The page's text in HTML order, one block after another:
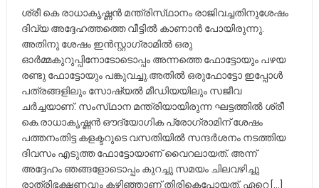
ശ്രീ കെ രാധാകൃഷ്ണൻ മന്ത്രിസ്‌ഥാനം രാജിവച്ചതിനുശേഷം
ദിവ്യ അദ്ദേഹത്തത്തെ വീട്ടിൽ കാണാൻ പോയിരുന്നു.
അതിനു ശേഷം ഇൻസ്റ്റാഗ്രാമിൽ ഒരു
ഓർമ്മകുറുപ്പിനോടോടൊപ്പം അന്നത്തെ ഫോട്ടോയും പഴയ
രണ്ടു ഫോട്ടോയും പങ്കുവച്ചു.അതിൽ ഒരുഫോട്ടോ ഇപ്പോൾ
പത്രങ്ങളിലും സോഷ്യൽ മീഡിയയിലും സജീവ
ചർച്ചയാണ്. സംസ്‌ഥാന മന്ത്രിയായിരുന്ന ഘട്ടത്തിൽ ശ്രീ
കെ.രാധാകൃഷ്ണൻ ഔദ്യോഗിക പ്രോഗ്രാമിന് ശേഷം
പത്തനംതിട്ട കളക്ടറുടെ വസതിയിൽ സന്ദർശനം നടത്തിയ
ദിവസം എടുത്ത ഫോട്ടോയാണ് വൈറലായത്. അന്ന്
അദ്ദേഹം ഞങ്ങളോടൊപ്പം കുറച്ചു സമയം ചിലവഴിച്ചു
രാത്രിഭക്ഷണവും കഴിഞ്ഞാണ് തിരികെപോയത്. ഏറെ […]